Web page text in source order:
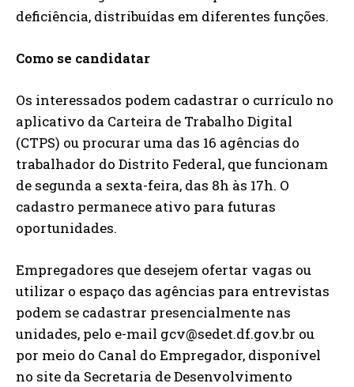
deficiência, distribuídas em diferentes funções.
Como se candidatar
Os interessados podem cadastrar o currículo no
aplicativo da Carteira de Trabalho Digital
(CTPS) ou procurar uma das 16 agências do
trabalhador do Distrito Federal, que funcionam
de segunda a sexta-feira, das 8h às 17h. O
cadastro permanece ativo para futuras
oportunidades.
Empregadores que desejem ofertar vagas ou
utilizar o espaço das agências para entrevistas
podem se cadastrar presencialmente nas
unidades, pelo e-mail gcv@sedet.df.gov.br ou
por meio do Canal do Empregador, disponível
no site da Secretaria de Desenvolvimento